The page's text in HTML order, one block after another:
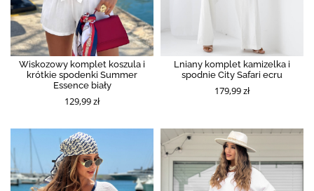
Wiskozowy komplet koszula i
krótkie spodenki Summer
Essence biały
129,99 zł
Lniany komplet kamizelka i
spodnie City Safari ecru
179,99 zł